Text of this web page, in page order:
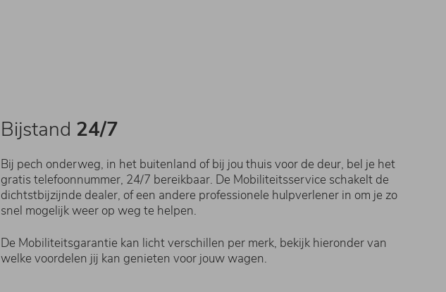
Bijstand 24/7
Bij pech onderweg, in het buitenland of bij jou thuis voor de deur, bel je het
gratis telefoonnummer, 24/7 bereikbaar. De Mobiliteitsservice schakelt de
dichtstbijzijnde dealer, of een andere professionele hulpverlener in om je zo
snel mogelijk weer op weg te helpen.
De Mobiliteitsgarantie kan licht verschillen per merk, bekijk hieronder van
welke voordelen jij kan genieten voor jouw wagen.